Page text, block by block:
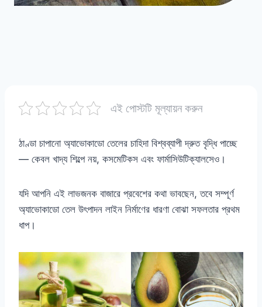
এই পোস্টটি মূল্যায়ন করুন
ঠাণ্ডা চাপানো অ্যাভোকাডো তেলের চাহিদা বিশ্বব্যাপী দ্রুত বৃদ্ধি পাচ্ছে
— কেবল খাদ্য শিল্পে নয়, কসমেটিকস এবং ফার্মাসিউটিক্যালসেও।
যদি আপনি এই লাভজনক বাজারে প্রবেশের কথা ভাবছেন, তবে সম্পূর্ণ
অ্যাভোকাডো তেল উৎপাদন লাইন নির্মাণের ধারণা বোঝা সফলতার প্রথম
ধাপ।